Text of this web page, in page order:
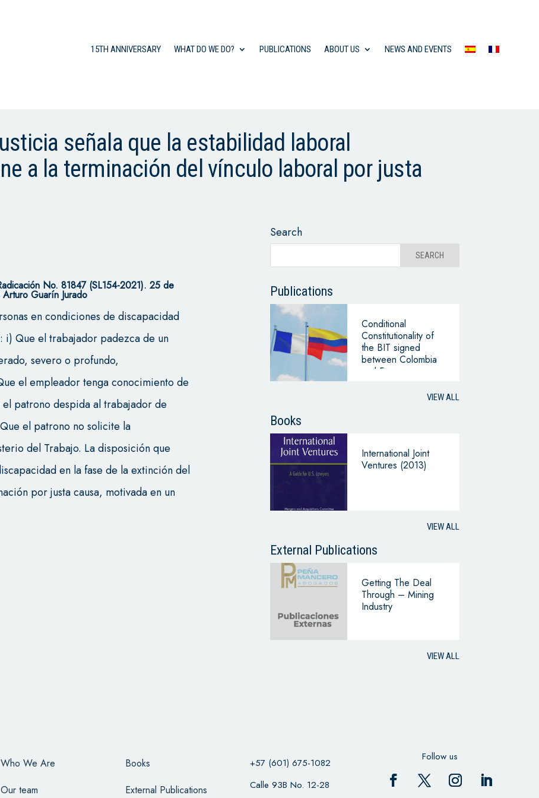
15TH ANNIVERSARY WHAT DO WE DO? PUBLICATIONS ABOUT US NEWS AND EVENTS
señala que la estabilidad laboral
a la terminación del vínculo laboral por justa
No. 81847 (SL154-2021). 25 de
Guarín Jurado
en condiciones de discapacidad
i) Que el trabajador padezca de un
severo o profundo,
el empleador tenga conocimiento de
patrono despida al trabajador de
el patrono no solicite la
del Trabajo. La disposición que
en la fase de la extinción del
por justa causa, motivada en un
Search
Publications
Conditional
Constitutionality of
the BIT signed
between Colombia
and France
VIEW ALL
Books
International Joint
Ventures (2013)
VIEW ALL
External Publications
Getting The Deal
Through – Mining
Industry
VIEW ALL
Who We Are
Our team
Books
External Publications
+57 (601) 675-1082
Calle 93B No. 12-28
Follow us